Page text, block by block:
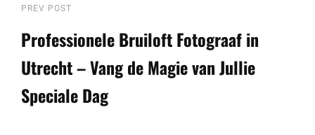
Berichtnavigatie
Previous
Post
PREV POST
Professionele Bruiloft Fotograaf in
Utrecht – Vang de Magie van Jullie
Speciale Dag